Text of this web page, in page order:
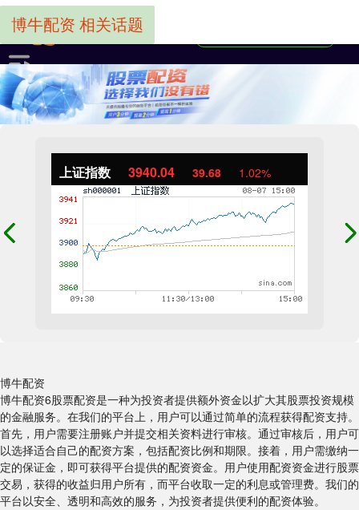
上证指数 3940.04 39.68 1.02%
博牛配资
博牛配资6股票配资是一种为投资者提供额外资金以扩大其股票投资规模
的金融服务。在我们的平台上，用户可以通过简单的流程获得配资支持。
首先，用户需要注册账户并提交相关资料进行审核。通过审核后，用户可
以选择适合自己的配资方案，包括配资比例和期限。接着，用户需缴纳一
定的保证金，即可获得平台提供的配资资金。用户使用配资资金进行股票
交易，获得的收益归用户所有，而平台收取一定的利息或管理费。我们的
平台以安全、透明和高效的服务，为投资者提供便利的配资体验。
博牛配资 相关话题